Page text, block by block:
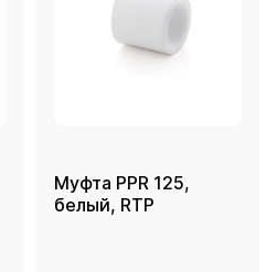
Муфта PPR 125,
белый, RTP